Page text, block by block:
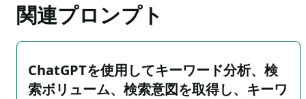
関連プロンプト
ChatGPTを使用してキーワード分析、検
索ボリューム、検索意図を取得し、キーワ